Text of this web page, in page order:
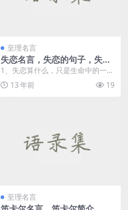
至理名言
失恋名言，失恋的句子，失恋
个性签名
1、失恋算什么，只是生命中的一个
小插曲，没什么大不了，失恋是为
了遇到比他（她）更...
13 年前 19
至理名言